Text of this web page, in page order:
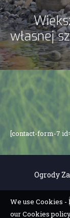
własnej
[contact-form-7
Ogrody
We use Cookies -
our Cookies